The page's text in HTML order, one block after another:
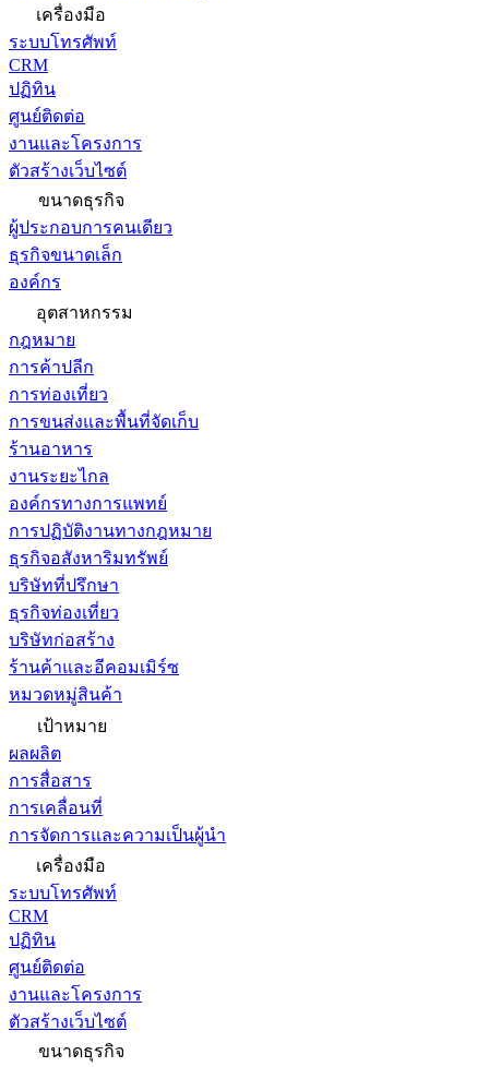
เครื่องมือ
ระบบโทรศัพท์
CRM
ปฏิทิน
ศูนย์ติดต่อ
งานและโครงการ
ตัวสร้างเว็บไซต์
ขนาดธุรกิจ
ผู้ประกอบการคนเดียว
ธุรกิจขนาดเล็ก
องค์กร
อุตสาหกรรม
กฎหมาย
การค้าปลีก
การท่องเที่ยว
การขนส่งและพื้นที่จัดเก็บ
ร้านอาหาร
งานระยะไกล
องค์กรทางการแพทย์
การปฏิบัติงานทางกฎหมาย
ธุรกิจอสังหาริมทรัพย์
บริษัทที่ปรึกษา
ธุรกิจท่องเที่ยว
บริษัทก่อสร้าง
ร้านค้าและอีคอมเมิร์ซ
หมวดหมู่สินค้า
เป้าหมาย
ผลผลิต
การสื่อสาร
การเคลื่อนที่
การจัดการและความเป็นผู้นำ
เครื่องมือ
ระบบโทรศัพท์
CRM
ปฏิทิน
ศูนย์ติดต่อ
งานและโครงการ
ตัวสร้างเว็บไซต์
ขนาดธุรกิจ